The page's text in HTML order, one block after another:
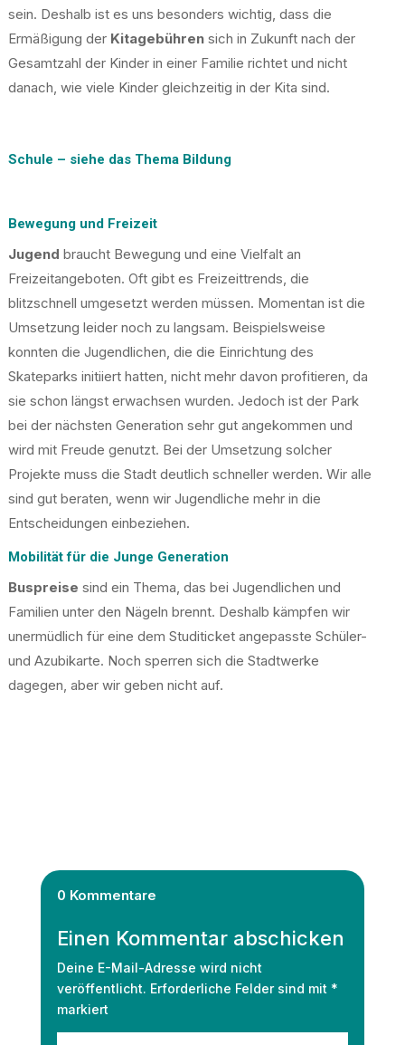
sein. Deshalb ist es uns besonders wichtig, dass die
Ermäßigung der Kitagebühren sich in Zukunft nach der
Gesamtzahl der Kinder in einer Familie richtet und nicht
danach, wie viele Kinder gleichzeitig in der Kita sind.
Schule – siehe das Thema Bildung
Bewegung und Freizeit
Jugend braucht Bewegung und eine Vielfalt an
Freizeitangeboten. Oft gibt es Freizeittrends, die
blitzschnell umgesetzt werden müssen. Momentan ist die
Umsetzung leider noch zu langsam. Beispielsweise
konnten die Jugendlichen, die die Einrichtung des
Skateparks initiiert hatten, nicht mehr davon profitieren, da
sie schon längst erwachsen wurden. Jedoch ist der Park
bei der nächsten Generation sehr gut angekommen und
wird mit Freude genutzt. Bei der Umsetzung solcher
Projekte muss die Stadt deutlich schneller werden. Wir alle
sind gut beraten, wenn wir Jugendliche mehr in die
Entscheidungen einbeziehen.
Mobilität für die Junge Generation
Buspreise sind ein Thema, das bei Jugendlichen und
Familien unter den Nägeln brennt. Deshalb kämpfen wir
unermüdlich für eine dem Studiticket angepasste Schüler-
und Azubikarte. Noch sperren sich die Stadtwerke
dagegen, aber wir geben nicht auf.
0 Kommentare
Einen Kommentar abschicken
Deine E-Mail-Adresse wird nicht
veröffentlicht. Erforderliche Felder sind mit *
markiert